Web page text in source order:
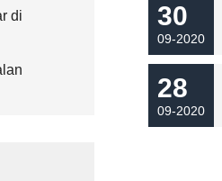
30
09-2020
28
09-2020
di